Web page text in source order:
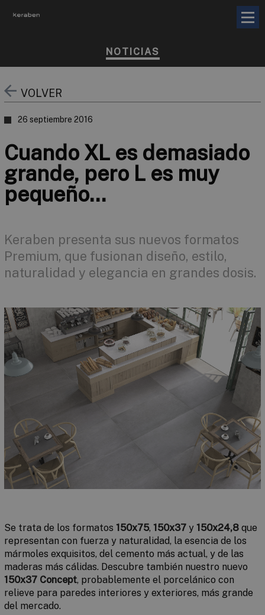
NOTICIAS
VOLVER
26 septiembre 2016
Cuando XL es demasiado
grande, pero L es muy
pequeño…
Keraben presenta sus nuevos formatos
Premium, que fusionan diseño, estilo,
naturalidad y elegancia en grandes dosis.
Se trata de los formatos 150x75, 150x37 y 150x24,8 que
representan con fuerza y naturalidad, la esen­cia de los
mármoles exquisitos, del cemento más actual, y de las
maderas más cálidas. Descubre también nuestro nuevo
150x37 Concept, probablemente el porcelánico con
relieve para paredes interiores y exteriores, más grande
del mercado.